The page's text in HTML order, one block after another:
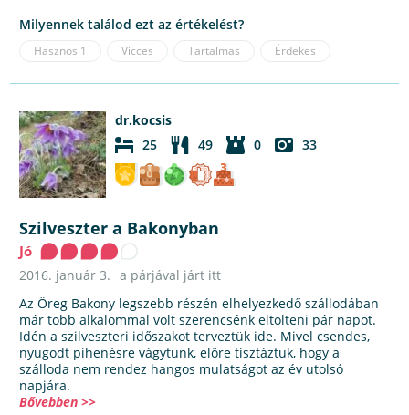
Milyennek találod ezt az értékelést?
Hasznos 1 Vicces Tartalmas Érdekes
dr.kocsis
25
49 0 33
Szilveszter a Bakonyban
Jó
2016. január 3. a párjával járt itt
Az Öreg Bakony legszebb részén elhelyezkedő szállodában
már több alkalommal volt szerencsénk eltölteni pár napot.
Idén a szilveszteri időszakot terveztük ide. Mivel csendes,
nyugodt pihenésre vágytunk, előre tisztáztuk, hogy a
szálloda nem rendez hangos mulatságot az év utolsó
napjára.
Bővebben >>